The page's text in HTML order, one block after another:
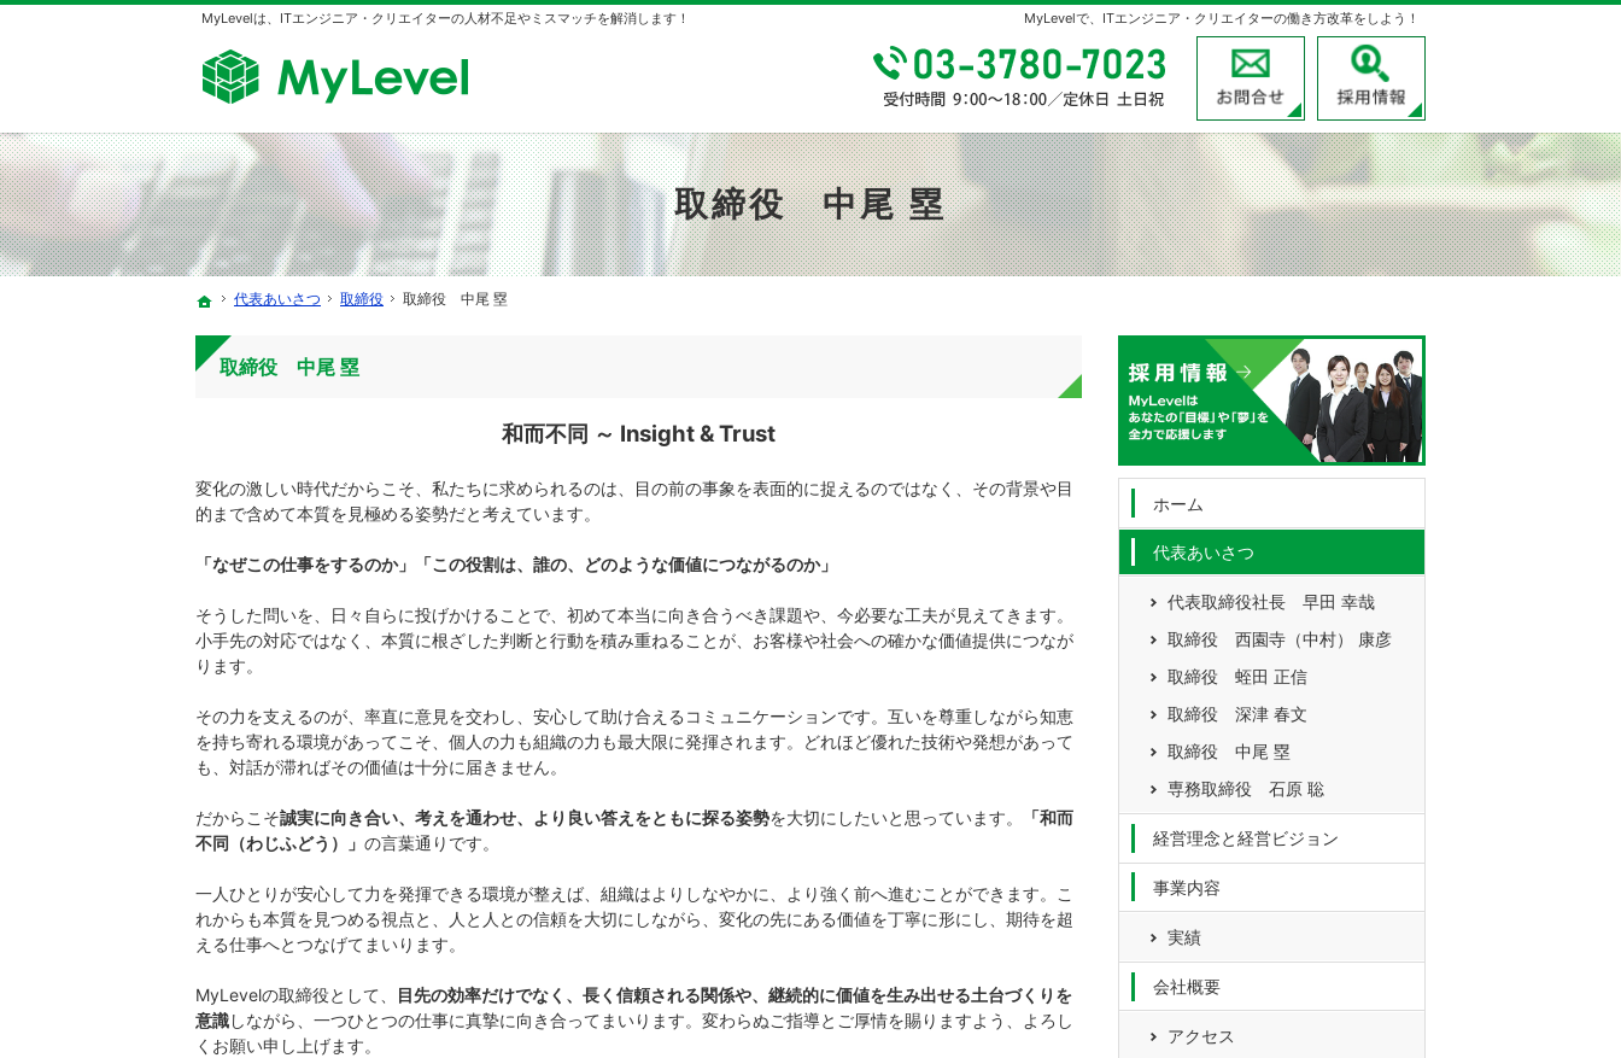
取締役 中尾 塁
MyLevelで、ITエンジニア・クリエイターの働き方改革をしよう！
MyLevelは、ITエンジニア・クリエイターの人材不足やミスマッチを解消します！
ホーム
代表あいさつ 取締役 取締役 中尾 塁
取締役 中尾 塁
和而不同 ～ Insight & Trust
変化の激しい時代だからこそ、私たちに求められるのは、目の前の事象を表面的に捉えるのではなく、その背景や目
的まで含めて本質を見極める姿勢だと考えています。
「なぜこの仕事をするのか」「この役割は、誰の、どのような価値につながるのか」
そうした問いを、日々自らに投げかけることで、初めて本当に向き合うべき課題や、今必要な工夫が見えてきます。
小手先の対応ではなく、本質に根ざした判断と行動を積み重ねることが、お客様や社会への確かな価値提供につなが
ります。
その力を支えるのが、率直に意見を交わし、安心して助け合えるコミュニケーションです。互いを尊重しながら知恵
を持ち寄れる環境があってこそ、個人の力も組織の力も最大限に発揮されます。どれほど優れた技術や発想があって
も、対話が滞ればその価値は十分に届きません。
だからこそ誠実に向き合い、考えを通わせ、より良い答えをともに探る姿勢を大切にしたいと思っています。
「和而
不同（わじふどう）」 の言葉通りです。
一人ひとりが安心して力を発揮できる環境が整えば、組織はよりしなやかに、より強く前へ進むことができます。こ
れからも本質を見つめる視点と、人と人との信頼を大切にしながら、変化の先にある価値を丁寧に形にし、期待を超
える仕事へとつなげてまいります。
MyLevelの取締役として、
目先の効率だけでなく、長く信頼される関係や、継続的に価値を生み出せる土台づくりを
意識しながら、一つひとつの仕事に真摯に向き合ってまいります。変わらぬご指導とご厚情を賜りますよう、よろし
くお願い申し上げます。
ホーム
代表あいさつ
代表取締役社長 早田 幸哉
取締役 西園寺（中村） 康彦
取締役 蛭田 正信
取締役 深津 春文
取締役 中尾 塁
専務取締役 石原 聡
経営理念と経営ビジョン
事業内容
実績
会社概要
アクセス
03-3780-7023
受付時間
9:00～18:00
定休日
土日祝 お問合せ